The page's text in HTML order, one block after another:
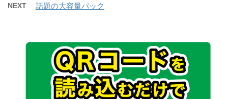
NEXT 話題の大容量パック